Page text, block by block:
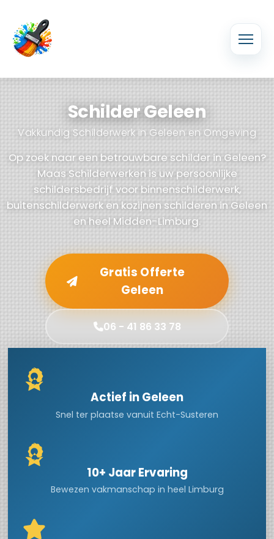
Schilder Geleen
Vakkundig Schilderwerk in Geleen en Omgeving
Op zoek naar een betrouwbare schilder in Geleen?
Maas Schilderwerken is uw persoonlijke
schildersbedrijf voor binnenschilderwerk,
buitenschilderwerk en kozijnen schilderen in Geleen
en heel Midden-Limburg.
Gratis Offerte
Geleen
06 - 41 86 33 78
Actief in Geleen
Snel ter plaatse vanuit Echt-Susteren
10+ Jaar Ervaring
Bewezen vakmanschap in heel Limburg